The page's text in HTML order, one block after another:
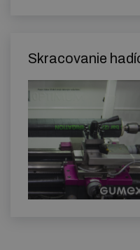
Skracovanie